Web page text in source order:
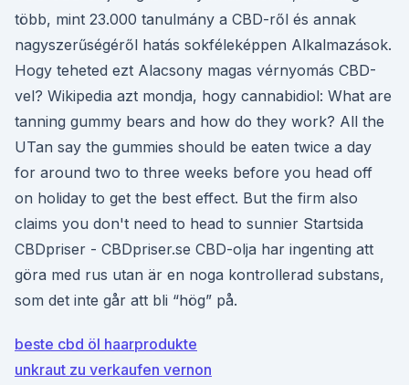
több, mint 23.000 tanulmány a CBD-ről és annak
nagyszerűségéről hatás sokféleképpen Alkalmazások.
Hogy teheted ezt Alacsony magas vérnyomás CBD-
vel? Wikipedia azt mondja, hogy cannabidiol: What are
tanning gummy bears and how do they work? All the
UTan say the gummies should be eaten twice a day
for around two to three weeks before you head off
on holiday to get the best effect. But the firm also
claims you don't need to head to sunnier Startsida
CBDpriser - CBDpriser.se CBD-olja har ingenting att
göra med rus utan är en noga kontrollerad substans,
som det inte går att bli “hög” på.
beste cbd öl haarprodukte
unkraut zu verkaufen vernon